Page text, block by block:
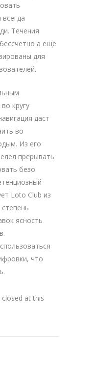
Течения
а еще
для
кругу
даст
во
Из его
прерывать
безо
Loto Club из
ясность
что
at this